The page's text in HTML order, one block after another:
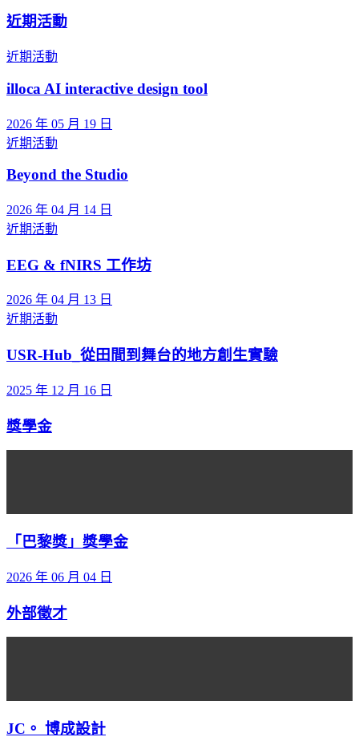
近期活動
近期活動
illoca AI interactive design tool
2026 年 05 月 19 日
近期活動
Beyond the Studio
2026 年 04 月 14 日
近期活動
EEG & fNIRS 工作坊
2026 年 04 月 13 日
近期活動
USR-Hub_從田間到舞台的地方創生實驗
2025 年 12 月 16 日
獎學金
「巴黎獎」獎學金
2026 年 06 月 04 日
外部徵才
JC。 博成設計